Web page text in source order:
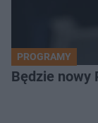
PROGRAMY
Będzie nowy